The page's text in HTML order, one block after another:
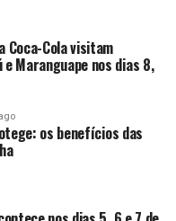
Coca-Cola visitam
Maranguape nos dias 8,
os benefícios das